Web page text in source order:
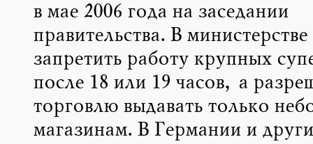
в мае 2006 года на заседании
правительства. В
запретить работу крупных
после 18 или 19 часов, а
торговлю выдавать только
магазинам. В Германии и